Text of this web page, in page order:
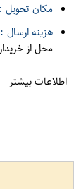
مکان تحویل :
هزینه ارسال :
محل از
اطلاعات بیشتر